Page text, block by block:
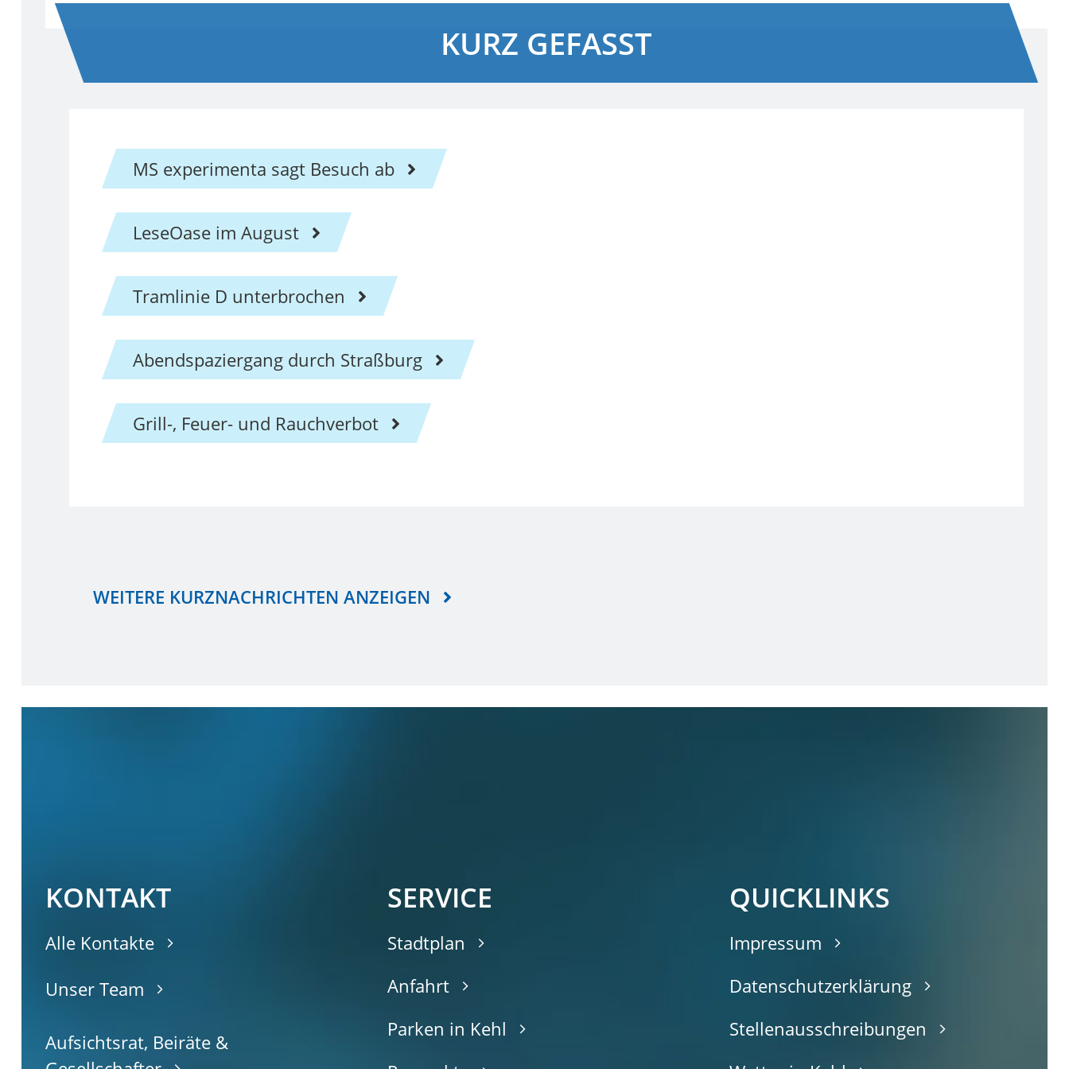
KURZ GEFASST
MS experimenta sagt Besuch ab
LeseOase im August
Tramlinie D unterbrochen
Abendspaziergang durch Straßburg
Grill-, Feuer- und Rauchverbot
WEITERE KURZNACHRICHTEN ANZEIGEN
KONTAKT
Alle Kontakte
Unser Team
Aufsichtsrat, Beiräte &
SERVICE
Stadtplan
Anfahrt
Parken in Kehl
QUICKLINKS
Impressum
Datenschutzerklärung
Stellenausschreibungen